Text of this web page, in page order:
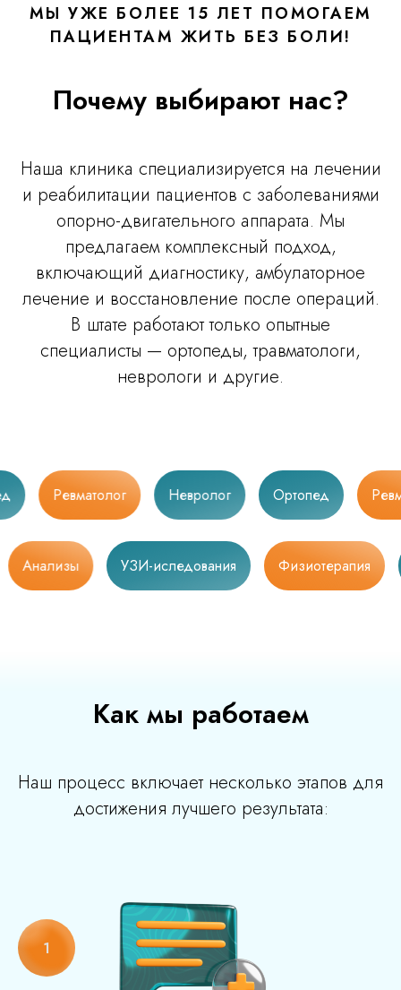
МЫ УЖЕ БОЛЕЕ 15 ЛЕТ ПОМОГАЕМ
ПАЦИЕНТАМ ЖИТЬ БЕЗ БОЛИ!
Почему выбирают нас?
Наша клиника специализируется на лечении
и реабилитации пациентов с заболеваниями
опорно-двигательного аппарата. Мы
предлагаем комплексный подход,
включающий диагностику, амбулаторное
лечение и восстановление после операций.
В штате работают только опытные
специалисты — ортопеды, травматологи,
неврологи и другие.
Ревматолог Невролог Ортопед
Анализы УЗИ-иследования
Как мы работаем
Наш процесс включает несколько этапов для
достижения лучшего результата: